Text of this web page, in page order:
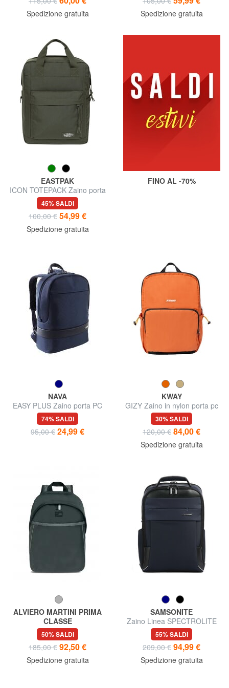
Spedizione gratuita Spedizione gratuita
EASTPAK
ICON TOTEPACK Zaino porta
tablet e borraccia
45% SALDI
100,00 € 54,99 €
Spedizione gratuita
FINO AL -70%
NAVA
EASY PLUS Zaino porta PC
15,6"
74% SALDI
95,00 € 24,99 €
KWAY
GIZY Zaino in nylon porta pc
15"
30% SALDI
120,00 € 84,00 €
Spedizione gratuita
ALVIERO MARTINI PRIMA
CLASSE
DARK MOOD Zaino porta PC
15"
50% SALDI
185,00 € 92,50 €
Spedizione gratuita
SAMSONITE
Zaino Linea SPECTROLITE
2.0, porta PC 15,6"
55% SALDI
209,00 € 94,99 €
Spedizione gratuita